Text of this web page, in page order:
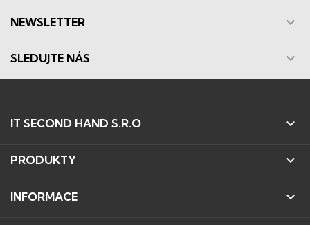
NEWSLETTER 
SLEDUJTE NÁS 
IT SECOND HAND S.R.O 
PRODUKTY 
INFORMACE 